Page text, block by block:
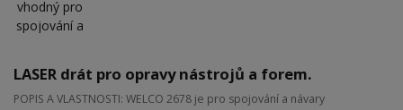
LASER drát pro opravy nástrojů a forem.
POPIS A VLASTNOSTI: WELCO 2678 je pro spojování a návary